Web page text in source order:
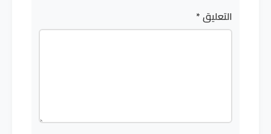
التعليق*